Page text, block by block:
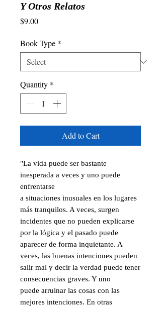
Y Otros Relatos
$9.00Price
Book Type *
Quantity *
Add to Cart
"La vida puede ser bastante
inesperada a veces y uno puede
enfrentarse
a situaciones inusuales en los lugares
más tranquilos. A veces, surgen
incidentes que no pueden explicarse
por la lógica y el pasado puede
aparecer de forma inquietante. A
veces, las buenas intenciones pueden
salir mal y decir la verdad puede tener
consecuencias graves. Y uno
puede arruinar las cosas con las
mejores intenciones. En otras